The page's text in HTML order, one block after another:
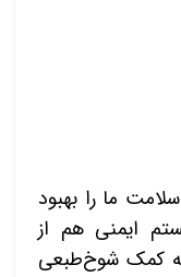
ما را بهبود
ایمنی هم از
کمک شوخ‌طبعی